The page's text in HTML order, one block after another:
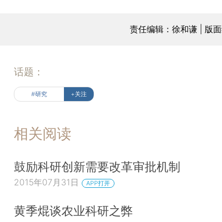
责任编辑：徐和谦 | 版
话题：
#研究 +关注
相关阅读
鼓励科研创新需要改革审批机制
2015年07月31日 APP打开
黄季焜谈农业科研之弊